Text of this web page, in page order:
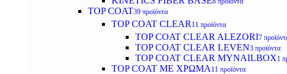
TOP COAT39 προϊόντα
TOP COAT CLEAR 11 προϊόντα
TOP COAT CLEAR ALEZORI7
TOP COAT CLEAR LEVEN3 προϊόντα
TOP COAT CLEAR MYNAILBOX1
TOP COAT ΜΕ ΧΡΩΜΑ 11 προϊόντα